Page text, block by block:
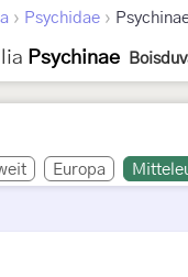
› Psychidae ›
Psychinae
Europa